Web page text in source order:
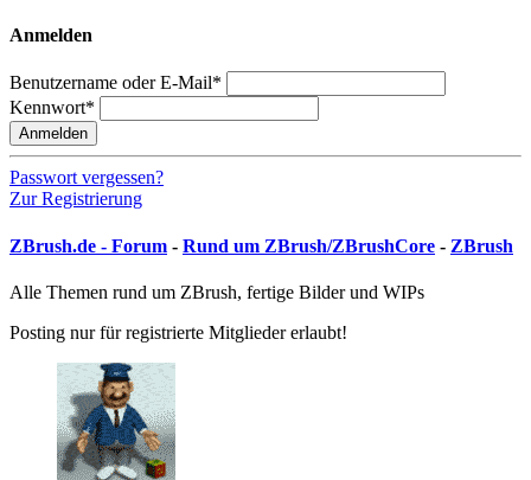
Anmelden
Benutzername oder E-Mail*
Kennwort*
Anmelden
Passwort vergessen?
Zur Registrierung
ZBrush.de - Forum - Rund um ZBrush/ZBrushCore - ZBrush
Alle Themen rund um ZBrush, fertige Bilder und WIPs
Posting nur für registrierte Mitglieder erlaubt!